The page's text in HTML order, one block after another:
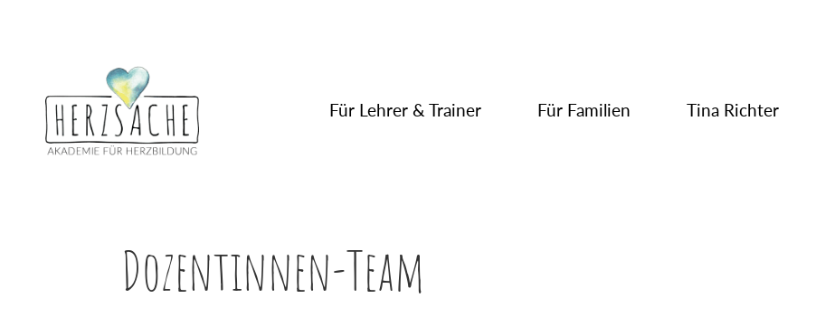
Für Lehrer & Trainer Für Familien Tina Richter
Dozentinnen-Team